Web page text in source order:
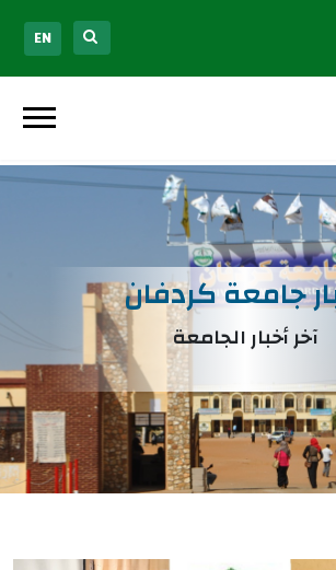
EN
جامعة كردفان
آخر أخبار الجامعة